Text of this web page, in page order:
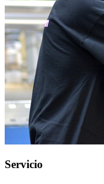
Servicio